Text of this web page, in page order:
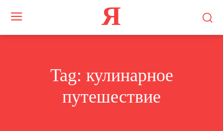
Я
Tag: кулинарное
путешествие